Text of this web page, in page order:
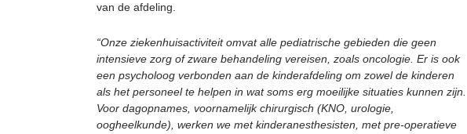
van de afdeling.
“Onze ziekenhuisactiviteit omvat alle pediatrische gebieden die geen
intensieve zorg of zware behandeling vereisen, zoals oncologie. Er is ook
een psycholoog verbonden aan de kinderafdeling om zowel de kinderen
als het personeel te helpen in wat soms erg moeilijke situaties kunnen zijn.
Voor dagopnames, voornamelijk chirurgisch (KNO, urologie,
oogheelkunde), werken we met kinderanesthesisten, met pre-operatieve